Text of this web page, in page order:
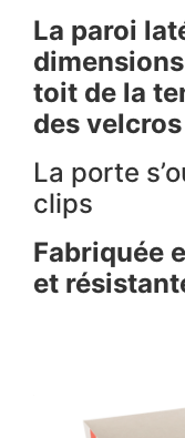
La paroi
toit de la
des
La porte
clips
Fabriquée
et